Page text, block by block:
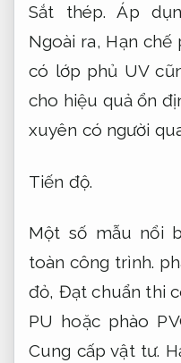
Sắt thép.
Áp
Ngoài ra, Hạn chế
có lớp phủ UV
cho hiệu quả ổn
xuyên có người
Tiến độ.
Một số mẫu nổi
toàn công trình.
đỏ, Đạt chuẩn thi
PU hoặc phào
Cung cấp vật tư.